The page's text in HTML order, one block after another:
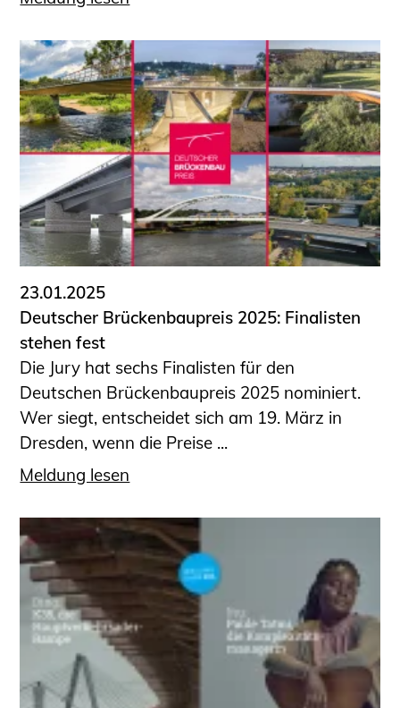
23.01.2025
Deutscher Brückenbaupreis 2025: Finalisten
stehen fest
Die Jury hat sechs Finalisten für den
Deutschen Brückenbaupreis 2025 nominiert.
Wer siegt, entscheidet sich am 19. März in
Dresden, wenn die Preise ...
Meldung lesen